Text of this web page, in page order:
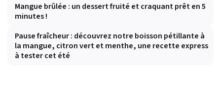
Mangue brûlée : un dessert fruité et craquant prêt en 5
minutes !
Pause fraîcheur : découvrez notre boisson pétillante à
la mangue, citron vert et menthe, une recette express
à tester cet été